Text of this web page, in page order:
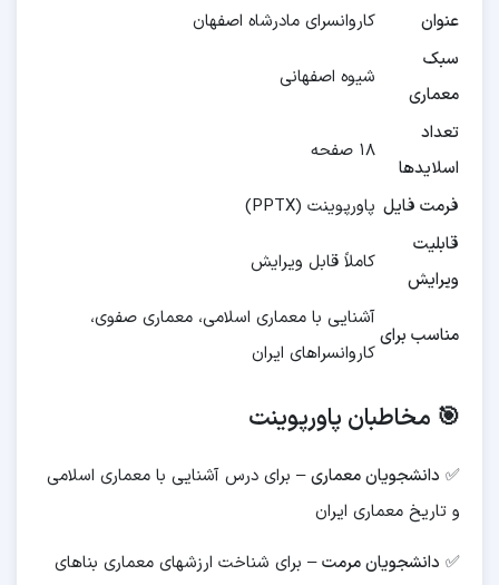
عنوان
کاروانسرای مادرشاه اصفهان
سبک
معماری
شیوه اصفهانی
تعداد
اسلایدها
۱۸ صفحه
فرمت فایل پاورپوینت (PPTX)
قابلیت
ویرایش
کاملاً قابل ویرایش
مناسب برای
آشنایی با معماری اسلامی، معماری صفوی،
کاروانسراهای ایران
🎯 مخاطبان پاورپوینت
✅ دانشجویان معماری– برای درس آشنایی با معماری اسلامی
و تاریخ معماری ایران
✅ دانشجویان مرمت– برای شناخت ارزشهای معماری بناهای